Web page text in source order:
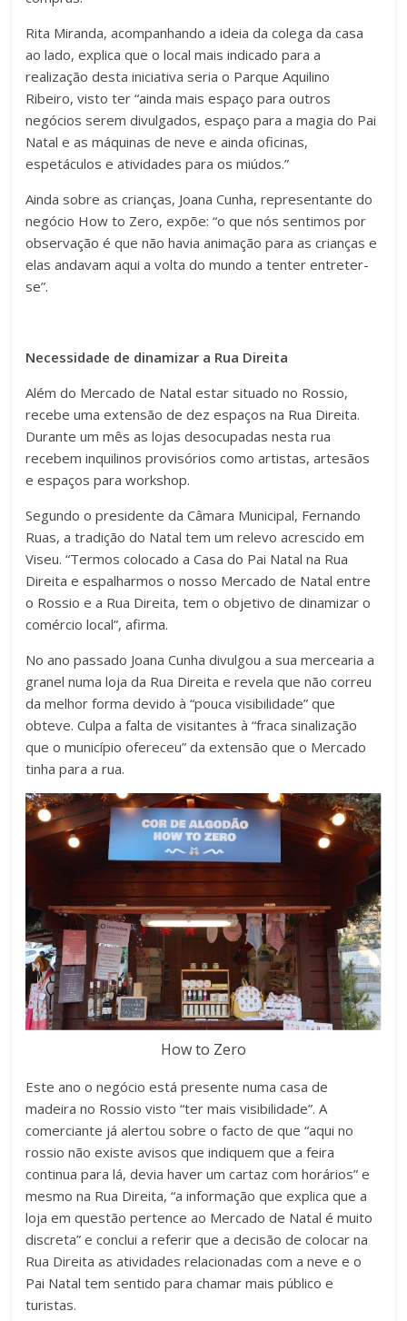
Rita Miranda, acompanhando a ideia da colega da casa
ao lado, explica que o local mais indicado para a
realização desta iniciativa seria o Parque Aquilino
Ribeiro, visto ter “ainda mais espaço para outros
negócios serem divulgados, espaço para a magia do Pai
Natal e as máquinas de neve e ainda oficinas,
espetáculos e atividades para os miúdos.”
Ainda sobre as crianças, Joana Cunha, representante do
negócio How to Zero, expõe: “o que nós sentimos por
observação é que não havia animação para as crianças e
elas andavam aqui a volta do mundo a tenter entreter-
se”.
Necessidade de dinamizar a Rua Direita
Além do Mercado de Natal estar situado no Rossio,
recebe uma extensão de dez espaços na Rua Direita.
Durante um mês as lojas desocupadas nesta rua
recebem inquilinos provisórios como artistas, artesãos
e espaços para workshop.
Segundo o presidente da Câmara Municipal, Fernando
Ruas, a tradição do Natal tem um relevo acrescido em
Viseu. “Termos colocado a Casa do Pai Natal na Rua
Direita e espalharmos o nosso Mercado de Natal entre
o Rossio e a Rua Direita, tem o objetivo de dinamizar o
comércio local”, afirma.
No ano passado Joana Cunha divulgou a sua mercearia a
granel numa loja da Rua Direita e revela que não correu
da melhor forma devido à “pouca visibilidade” que
obteve. Culpa a falta de visitantes à “fraca sinalização
que o município ofereceu” da extensão que o Mercado
tinha para a rua.
How to Zero
Este ano o negócio está presente numa casa de
madeira no Rossio visto “ter mais visibilidade”. A
comerciante já alertou sobre o facto de que “aqui no
rossio não existe avisos que indiquem que a feira
continua para lá, devia haver um cartaz com horários” e
mesmo na Rua Direita, “a informação que explica que a
loja em questão pertence ao Mercado de Natal é muito
discreta” e conclui a referir que a decisão de colocar na
Rua Direita as atividades relacionadas com a neve e o
Pai Natal tem sentido para chamar mais público e
turistas.